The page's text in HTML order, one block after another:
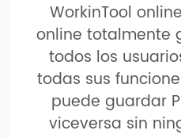
WorkinTool
online totalmente
todos los
todas sus
puede guardar
viceversa sin